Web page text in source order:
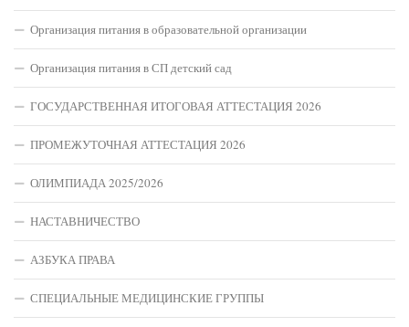
Организация питания в образовательной организации
Организация питания в СП детский сад
ГОСУДАРСТВЕННАЯ ИТОГОВАЯ АТТЕСТАЦИЯ 2026
ПРОМЕЖУТОЧНАЯ АТТЕСТАЦИЯ 2026
ОЛИМПИАДА 2025/2026
НАСТАВНИЧЕСТВО
АЗБУКА ПРАВА
СПЕЦИАЛЬНЫЕ МЕДИЦИНСКИЕ ГРУППЫ